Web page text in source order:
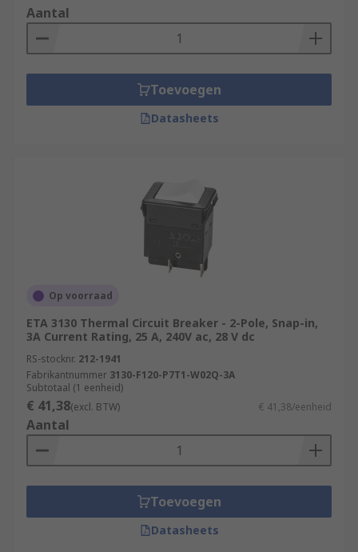
Aantal
Toevoegen
Datasheets
Op voorraad
ETA 3130 Thermal Circuit Breaker - 2-Pole, Snap-in,
3A Current Rating, 25 A, 240V ac, 28 V dc
RS-stocknr. 212-1941
Fabrikantnummer 3130-F120-P7T1-W02Q-3A
Subtotaal (1 eenheid)
€ 41,38(excl. BTW) € 41,38/eenheid
Aantal
Toevoegen
Datasheets